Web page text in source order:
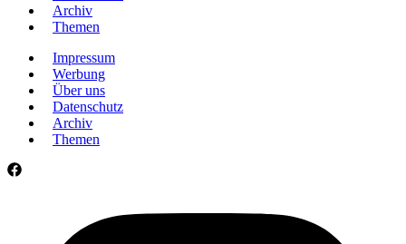
Archiv
Themen
Impressum
Werbung
Über uns
Datenschutz
Archiv
Themen